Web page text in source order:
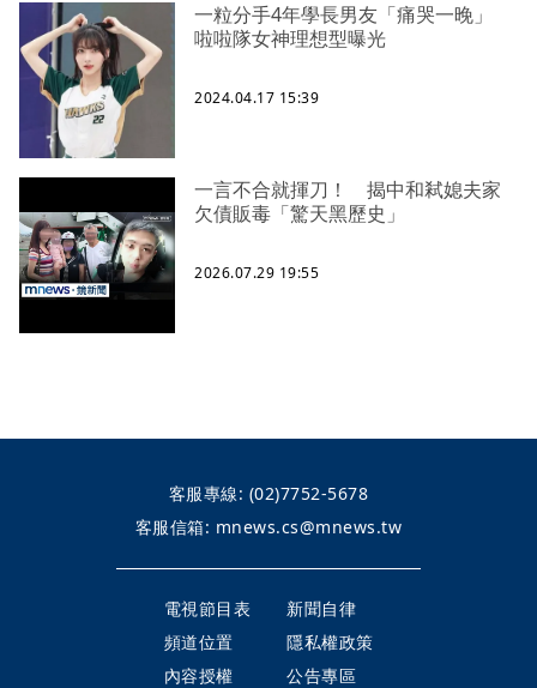
一粒分手4年學長男友「痛哭一晚」
啦啦隊女神理想型曝光
2024.04.17 15:39
一言不合就揮刀！ 揭中和弒媳夫家
欠債販毒「驚天黑歷史」
2026.07.29 19:55
客服專線: (02)7752-5678
客服信箱: mnews.cs@mnews.tw
電視節目表
新聞自律
頻道位置
隱私權政策
內容授權
公告專區